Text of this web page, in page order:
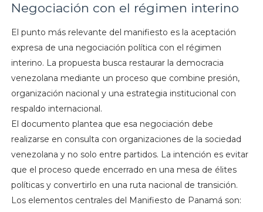
Negociación con el régimen interino
El punto más relevante del manifiesto es la aceptación
expresa de una negociación política con el régimen
interino. La propuesta busca restaurar la democracia
venezolana mediante un proceso que combine presión,
organización nacional y una estrategia institucional con
respaldo internacional.
El documento plantea que esa negociación debe
realizarse en consulta con organizaciones de la sociedad
venezolana y no solo entre partidos. La intención es evitar
que el proceso quede encerrado en una mesa de élites
políticas y convertirlo en una ruta nacional de transición.
Los elementos centrales del Manifiesto de Panamá son: